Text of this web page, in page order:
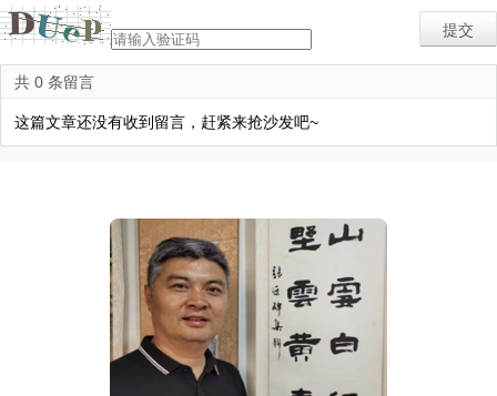
共 0 条留言
这篇文章还没有收到留言，赶紧来抢沙发吧~